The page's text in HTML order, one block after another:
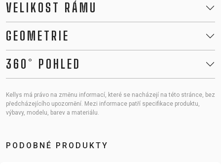
VELIKOST RÁMU
GEOMETRIE
360° POHLED
Kellys má právo na změnu informací, které se nacházejí na této stránce, bez
předcházejícího upozornění. Mezi informace patří specifikace produktu,
výbavy, modelu, barev a materiálu.
PODOBNÉ PRODUKTY